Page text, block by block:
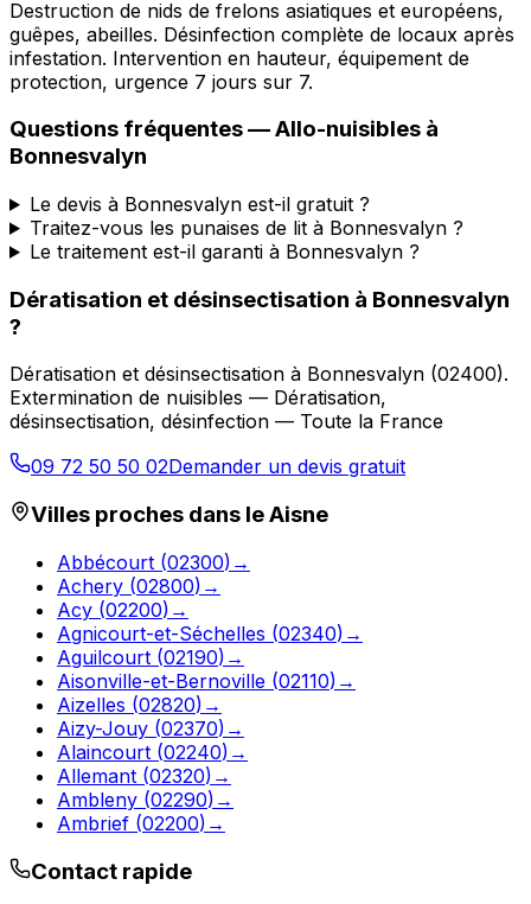
Destruction de nids de frelons asiatiques et européens,
guêpes, abeilles. Désinfection complète de locaux après
infestation. Intervention en hauteur, équipement de
protection, urgence 7 jours sur 7.
Questions fréquentes —Allo-nuisibles à
Bonnesvalyn
Le devis à Bonnesvalyn est-il gratuit ?
Traitez-vous les punaises de lit à Bonnesvalyn ?
Le traitement est-il garanti à Bonnesvalyn ?
Dératisation et désinsectisation à Bonnesvalyn
?
Dératisation et désinsectisation à Bonnesvalyn (02400).
Extermination de nuisibles — Dératisation,
désinsectisation, désinfection — Toute la France
09 72 50 50 02Demander un devis gratuit
Villes proches dans leAisne
Abbécourt (02300) →
Achery (02800) →
Acy (02200) →
Agnicourt-et-Séchelles (02340) →
Aguilcourt (02190) →
Aisonville-et-Bernoville (02110) →
Aizelles (02820) →
Aizy-Jouy (02370) →
Alaincourt (02240) →
Allemant (02320) →
Ambleny (02290) →
Ambrief (02200) →
Contact rapide